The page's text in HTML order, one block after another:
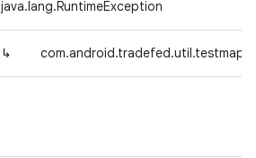
java.lang.RuntimeException
↳